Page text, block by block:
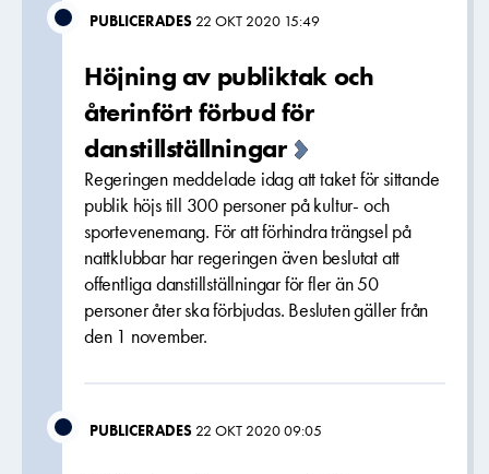
PUBLICERADES 22 OKT 2020 15:49
Höjning av publiktak och
återinfört förbud för
danstillställningar
Regeringen meddelade idag att taket för sittande
publik höjs till 300 personer på kultur- och
sportevenemang. För att förhindra trängsel på
nattklubbar har regeringen även beslutat att
offentliga danstillställningar för fler än 50
personer åter ska förbjudas. Besluten gäller från
den 1 november.
PUBLICERADES 22 OKT 2020 09:05